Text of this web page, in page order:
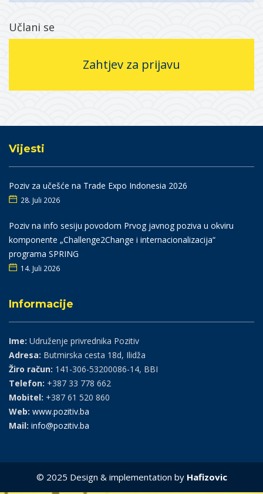
Učlani se
Zahtjev za prijavu
Vijesti
Poziv za učešće na Trade Expo Indonesia 2026
28. Juli 2026
Poziv na info sesiju povodom Prvog javnog poziva u okviru
komponente „Challenge2Change i internacionalizacija“
programa SPRING
14. Juli 2026
Informacije
Ime: Udruženje privrednika Pozitiv
Adresa: Butmirska cesta 18d, Ilidža
Žiro račun: 141-306-53200086-14, BBI
Telefon: +387 33 778 662
Mobitel: +387 61 520 860
Web: www.pozitiv.ba
Mail: info@pozitiv.ba
© 2025 Design & implementation by Hafizovic